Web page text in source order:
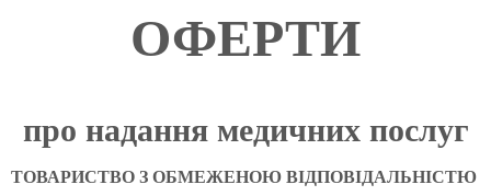
ОФЕРТИ
про надання медичних послуг
ТОВАРИСТВО З ОБМЕЖЕНОЮ ВІДПОВІДАЛЬНІСТЮ